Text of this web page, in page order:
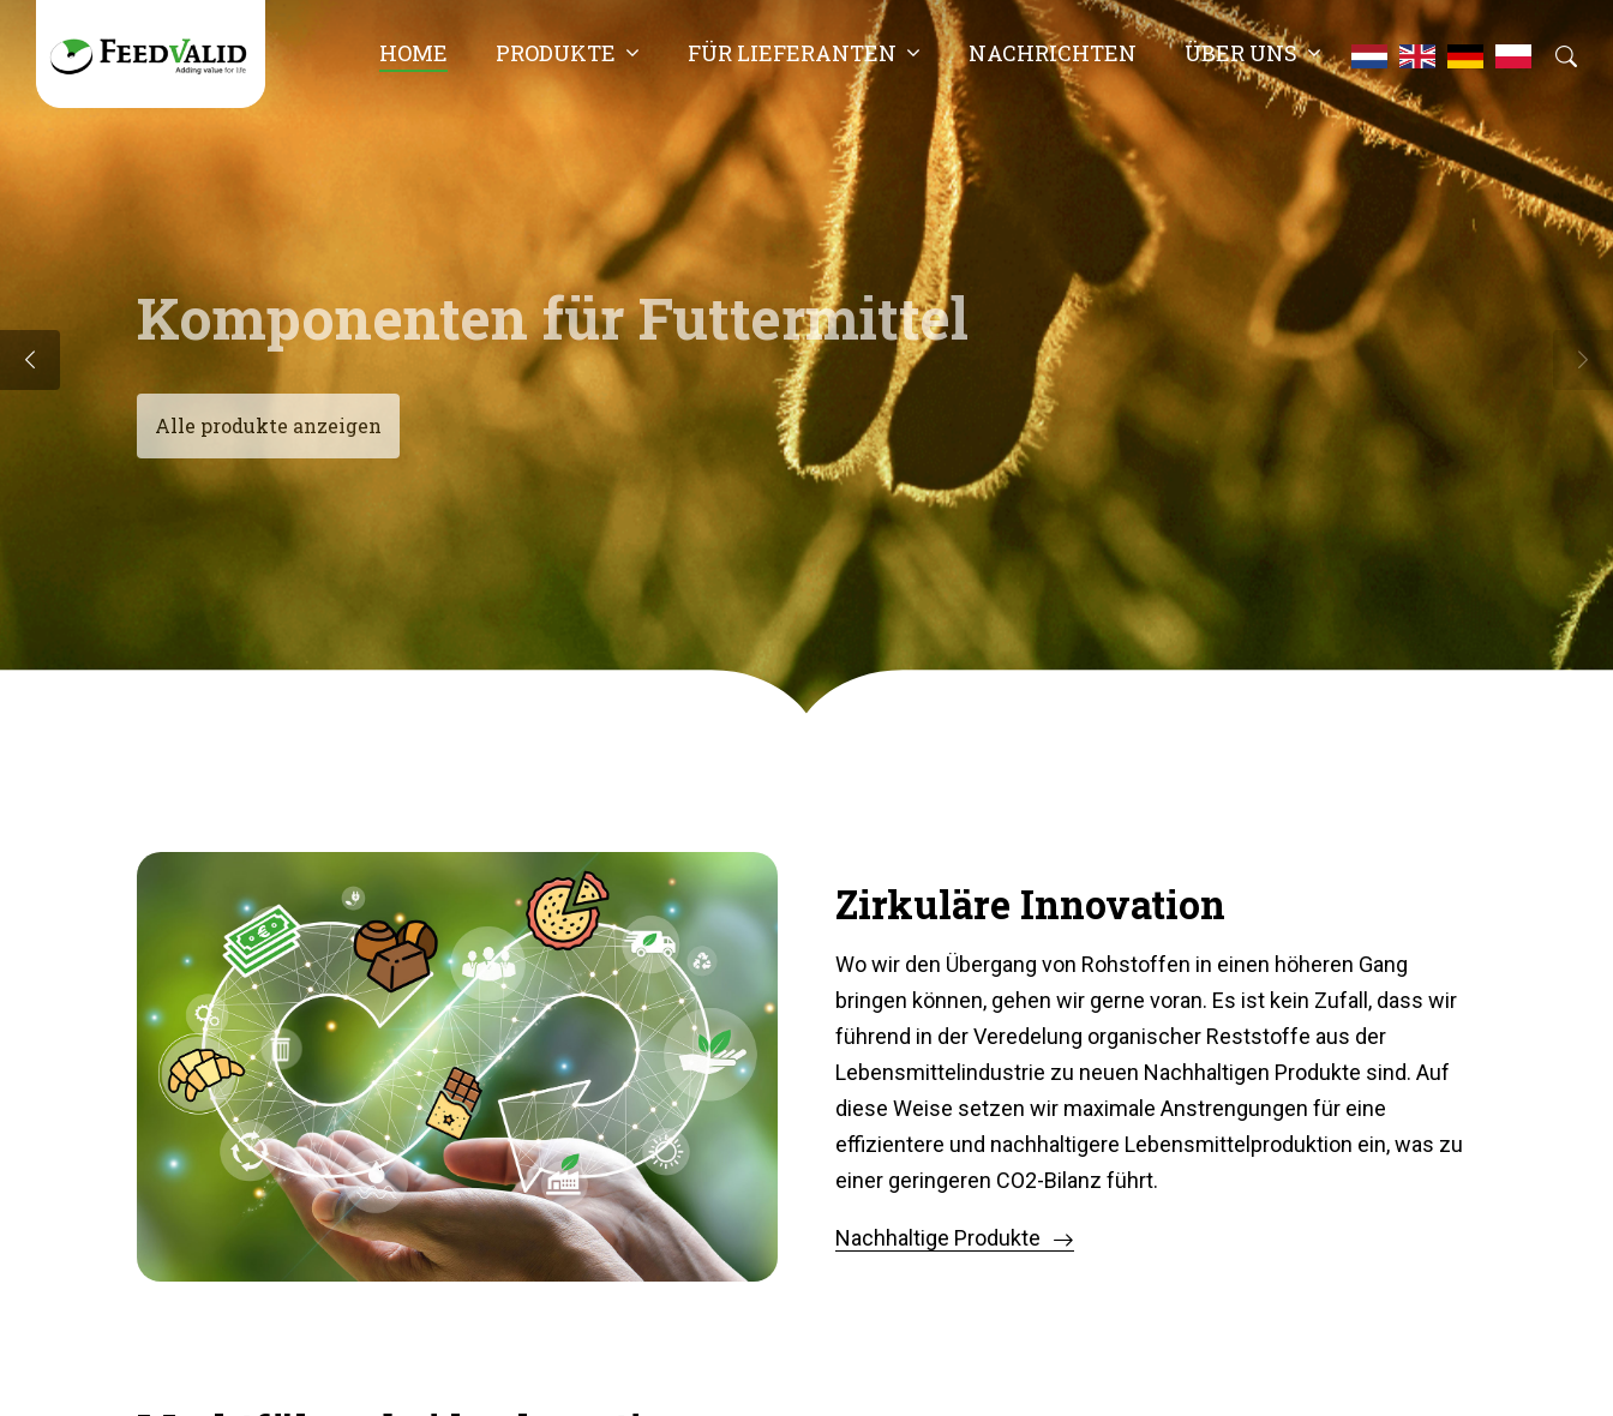
HOME PRODUKTE FÜR LIEFERANTEN NACHRICHTEN ÜBER UNS
Komponenten für Futtermittel
Alle produkte anzeigen
Zirkuläre Innovation
Wo wir den Übergang von Rohstoffen in einen höheren Gang
bringen können, gehen wir gerne voran. Es ist kein Zufall, dass wir
führend in der Veredelung organischer Reststoffe aus der
Lebensmittelindustrie zu neuen Nachhaltigen Produkte sind. Auf
diese Weise setzen wir maximale Anstrengungen für eine
effizientere und nachhaltigere Lebensmittelproduktion ein, was zu
einer geringeren CO2-Bilanz führt.
Nachhaltige Produkte